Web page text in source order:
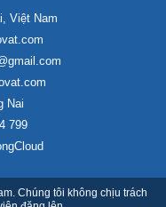
Việt Nam
Nai
799
Chúng tôi không chịu trách